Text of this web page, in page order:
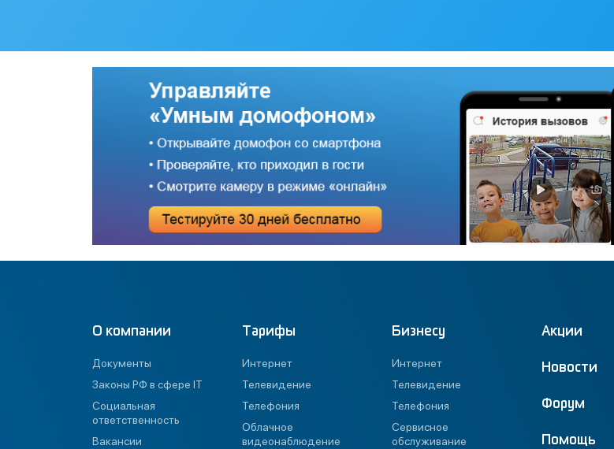
О компании
Документы
Законы РФ в сфере IT
Социальная
ответственность
Вакансии
Тарифы
Интернет
Телевидение
Телефония
Облачное
видеонаблюдение
Бизнесу
Интернет
Телевидение
Телефония
Сервисное
обслуживание
Акции
Новости
Форум
Помощь